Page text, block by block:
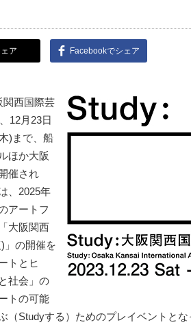
ア Facebookでシェア
関西国際芸
12月23日
)まで、船
ほか大阪
催され
、2025年
アートフ
大阪関西
」の開催を
トとヒ
社会」の
トの可能
（Studyする）ためのプレイベントとな